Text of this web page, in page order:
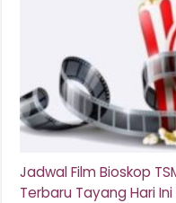
Jadwal Film Bioskop
Terbaru Tayang Hari